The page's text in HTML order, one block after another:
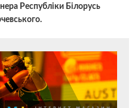
Республіки Білорусь